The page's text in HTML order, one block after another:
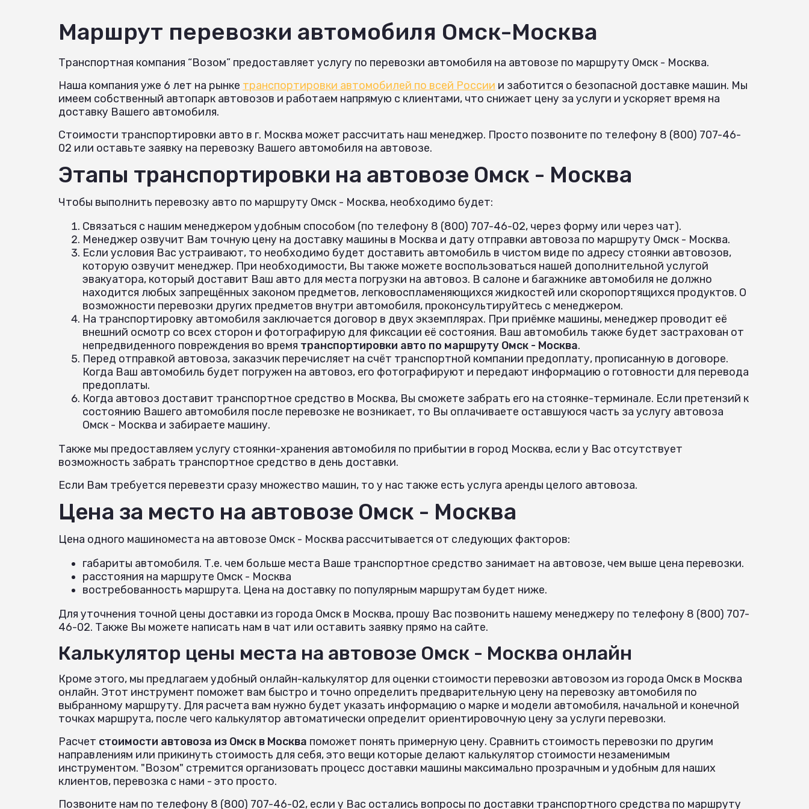
Маршрут перевозки автомобиля Омск-Москва
Транспортная компания “Возом” предоставляет услугу по перевозки автомобиля на автовозе по маршруту Омск - Москва.
Наша компания уже 6 лет на рынке транспортировки автомобилей по всей России и заботится о безопасной доставке машин. Мы
имеем собственный автопарк автовозов и работаем напрямую с клиентами, что снижает цену за услуги и ускоряет время на
доставку Вашего автомобиля.
Стоимости транспортировки авто в г. Москва может рассчитать наш менеджер. Просто позвоните по телефону 8 (800) 707-46-
02 или оставьте заявку на перевозку Вашего автомобиля на автовозе.
Этапы транспортировки на автовозе Омск - Москва
Чтобы выполнить перевозку авто по маршруту Омск - Москва, необходимо будет:
Связаться с нашим менеджером удобным способом (по телефону 8 (800) 707-46-02, через форму или через чат).
Менеджер озвучит Вам точную цену на доставку машины в Москва и дату отправки автовоза по маршруту Омск - Москва.
Если условия Вас устраивают, то необходимо будет доставить автомобиль в чистом виде по адресу стоянки автовозов,
которую озвучит менеджер. При необходимости, Вы также можете воспользоваться нашей дополнительной услугой
эвакуатора, который доставит Ваш авто для места погрузки на автовоз. В салоне и багажнике автомобиля не должно
находится любых запрещённых законом предметов, легковоспламеняющихся жидкостей или скоропортящихся продуктов. О
возможности перевозки других предметов внутри автомобиля, проконсультируйтесь с менеджером.
На транспортировку автомобиля заключается договор в двух экземплярах. При приёмке машины, менеджер проводит её
внешний осмотр со всех сторон и фотографирую для фиксации её состояния. Ваш автомобиль также будет застрахован от
непредвиденного повреждения во время транспортировки авто по маршруту Омск - Москва.
Перед отправкой автовоза, заказчик перечисляет на счёт транспортной компании предоплату, прописанную в договоре.
Когда Ваш автомобиль будет погружен на автовоз, его фотографируют и передают информацию о готовности для перевода
предоплаты.
Когда автовоз доставит транспортное средство в Москва, Вы сможете забрать его на стоянке-терминале. Если претензий к
состоянию Вашего автомобиля после перевозке не возникает, то Вы оплачиваете оставшуюся часть за услугу автовоза
Омск - Москва и забираете машину.
Также мы предоставляем услугу стоянки-хранения автомобиля по прибытии в город Москва, если у Вас отсутствует
возможность забрать транспортное средство в день доставки.
Если Вам требуется перевезти сразу множество машин, то у нас также есть услуга аренды целого автовоза.
Цена за место на автовозе Омск - Москва
Цена одного машиноместа на автовозе Омск - Москва рассчитывается от следующих факторов:
габариты автомобиля. Т.е. чем больше места Ваше транспортное средство занимает на автовозе, чем выше цена перевозки.
расстояния на маршруте Омск - Москва
востребованность маршрута. Цена на доставку по популярным маршрутам будет ниже.
Для уточнения точной цены доставки из города Омск в Москва, прошу Вас позвонить нашему менеджеру по телефону 8 (800) 707-
46-02. Также Вы можете написать нам в чат или оставить заявку прямо на сайте.
Калькулятор цены места на автовозе Омск - Москва онлайн
Кроме этого, мы предлагаем удобный онлайн-калькулятор для оценки стоимости перевозки автовозом из города Омск в Москва
онлайн. Этот инструмент поможет вам быстро и точно определить предварительную цену на перевозку автомобиля по
выбранному маршруту. Для расчета вам нужно будет указать информацию о марке и модели автомобиля, начальной и конечной
точках маршрута, после чего калькулятор автоматически определит ориентировочную цену за услуги перевозки.
Расчет стоимости автовоза из Омск в Москва поможет понять примерную цену. Сравнить стоимость перевозки по другим
направлениям или прикинуть стоимость для себя, это вещи которые делают калькулятор стоимости незаменимым
инструментом. "Возом" стремится организовать процесс доставки машины максимально прозрачным и удобным для наших
клиентов, перевозка с нами - это просто.
Позвоните нам по телефону 8 (800) 707-46-02, если у Вас остались вопросы по доставки транспортного средства по маршруту